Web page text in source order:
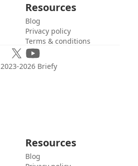
Resources
Blog
Privacy policy
Terms & conditions
2026 Briefy
Resources
Blog